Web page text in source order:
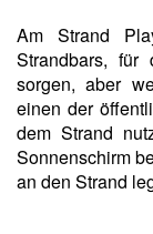
Am Strand
Strandbars, für
sorgen, aber
einen der
dem Strand
Sonnenschirm
an den Strand